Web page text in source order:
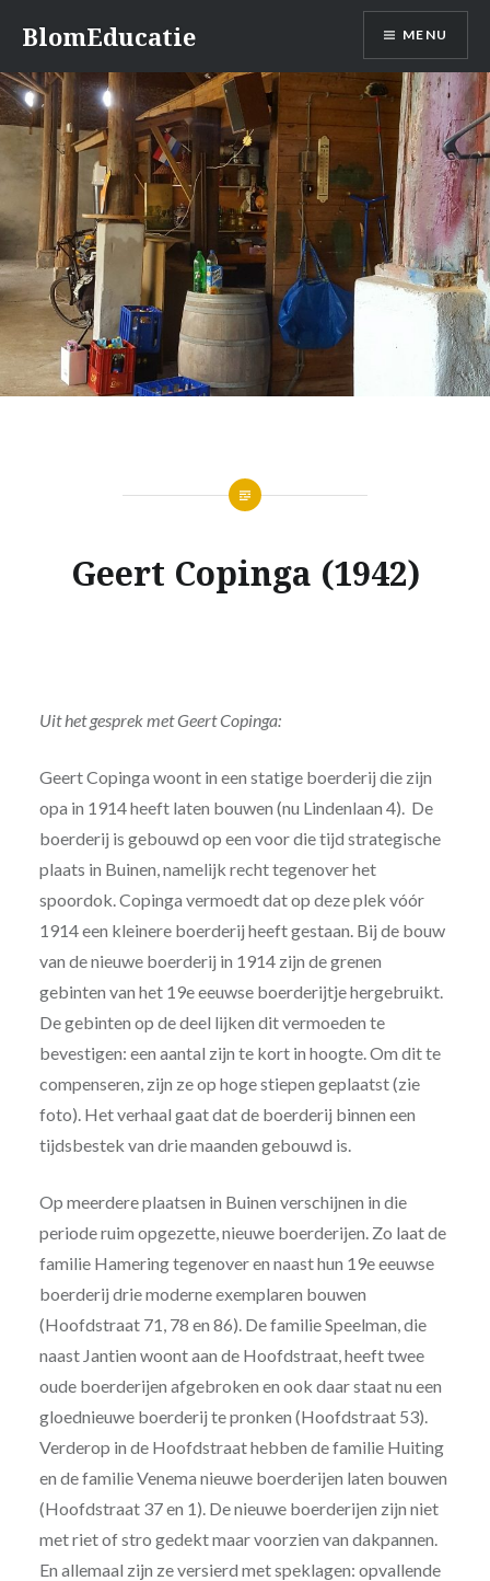
content
BlomEducatie MENU
Geert Copinga (1942)
Uit het gesprek met Geert Copinga:
Geert Copinga woont in een statige boerderij die zijn
opa in 1914 heeft laten bouwen (nu Lindenlaan 4). De
boerderij is gebouwd op een voor die tijd strategische
plaats in Buinen, namelijk recht tegenover het
spoordok. Copinga vermoedt dat op deze plek vóór
1914 een kleinere boerderij heeft gestaan. Bij de bouw
van de nieuwe boerderij in 1914 zijn de grenen
gebinten van het 19e eeuwse boerderijtje hergebruikt.
De gebinten op de deel lijken dit vermoeden te
bevestigen: een aantal zijn te kort in hoogte. Om dit te
compenseren, zijn ze op hoge stiepen geplaatst (zie
foto). Het verhaal gaat dat de boerderij binnen een
tijdsbestek van drie maanden gebouwd is.
Op meerdere plaatsen in Buinen verschijnen in die
periode ruim opgezette, nieuwe boerderijen. Zo laat de
familie Hamering tegenover en naast hun 19e eeuwse
boerderij drie moderne exemplaren bouwen
(Hoofdstraat 71, 78 en 86). De familie Speelman, die
naast Jantien woont aan de Hoofdstraat, heeft twee
oude boerderijen afgebroken en ook daar staat nu een
gloednieuwe boerderij te pronken (Hoofdstraat 53).
Verderop in de Hoofdstraat hebben de familie Huiting
en de familie Venema nieuwe boerderijen laten bouwen
(Hoofdstraat 37 en 1). De nieuwe boerderijen zijn niet
met riet of stro gedekt maar voorzien van dakpannen.
En allemaal zijn ze versierd met speklagen: opvallende